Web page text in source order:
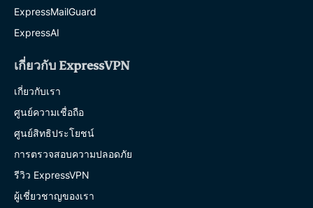
ExpressMailGuard
ExpressAI
เกี่ยวกับ ExpressVPN
เกี่ยวกับเรา
ศูนย์ความเชื่อถือ
ศูนย์สิทธิประโยชน์
การตรวจสอบความปลอดภัย
รีวิว ExpressVPN
ผู้เชี่ยวชาญของเรา